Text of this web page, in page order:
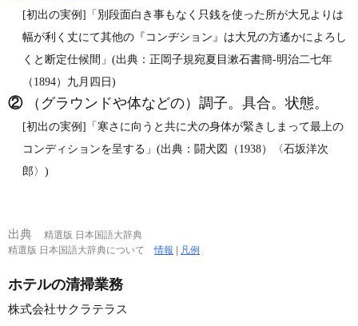
[初出の実例]「別段面白き事もなく只銭を使った所が大兄よりは
幅が利く丈にて其他の『コンヂション』は大兄の方遙かによろし
くと断定仕候間」(出典：正岡子規宛夏目漱石書簡‐明治二七年
（1894）九月四日)
②（グラウンドや体などの）調子。具合。状態。
[初出の実例]「寒さに向うと共に犬の身体が緊きしまって最上の
コンディションを呈する」(出典：闘犬図（1938）〈石坂洋次
郎〉)
出典
精選版 日本国語大辞典
精選版 日本国語大辞典について情報 | 凡例
ホテルの清掃業務
株式会社サクラテラス